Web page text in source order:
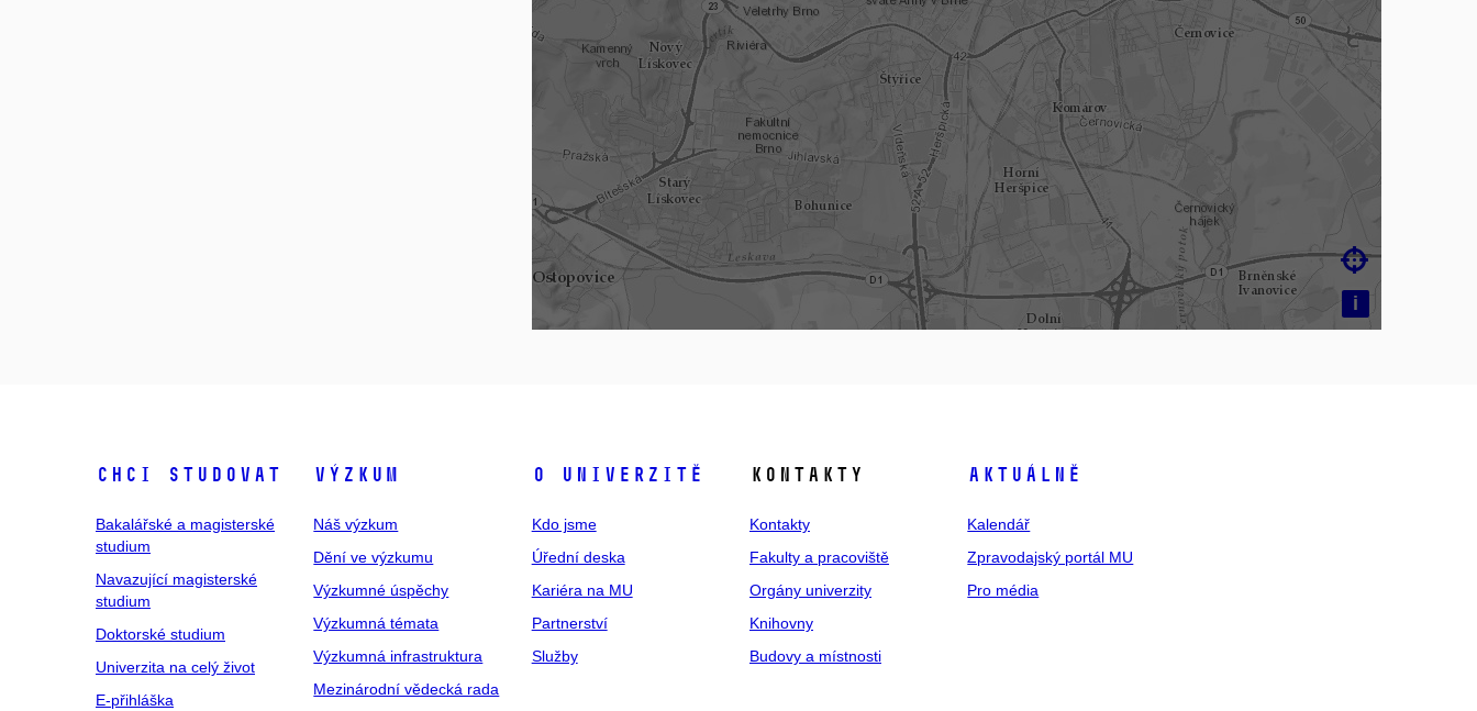
i

Chci studovat
Bakalářské a magisterské
studium
Navazující magisterské
studium
Doktorské studium
Univerzita na celý život
E-přihláška
Výzkum
Náš výzkum
Dění ve výzkumu
Výzkumné úspěchy
Výzkumná témata
Výzkumná infrastruktura
Mezinárodní vědecká rada
O univerzitě
Kdo jsme
Úřední deska
Kariéra na MU
Partnerství
Služby
Kontakty
Kontakty
Fakulty a pracoviště
Orgány univerzity
Knihovny
Budovy a místnosti
Aktuálně
Kalendář
Zpravodajský portál MU
Pro média